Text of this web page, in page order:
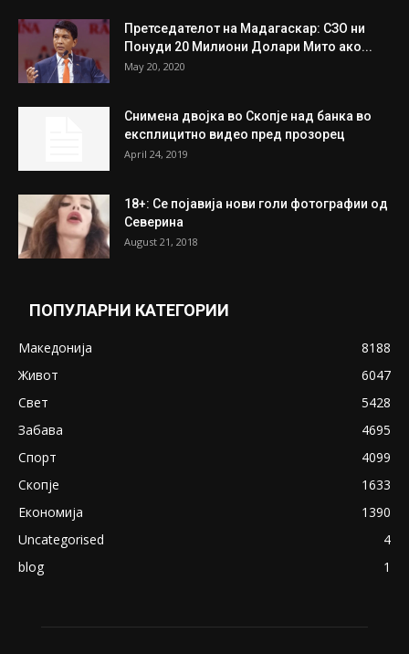
Претседателот на Мадагаскар: СЗО ни
Понуди 20 Милиони Долари Мито ако...
May 20, 2020
Снимена двојка во Скопје над банка во
експлицитно видео пред прозорец
April 24, 2019
18+: Се појавија нови голи фотографии од
Северина
August 21, 2018
ПОПУЛАРНИ КАТЕГОРИИ
Македонија
8188
Живот
6047
Свет
5428
Забава
4695
Спорт
4099
Скопје
1633
Економија
1390
Uncategorised
4
blog
1